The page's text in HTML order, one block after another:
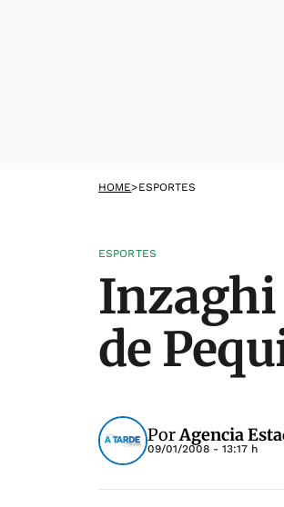
HOME>ESPORTES
ESPORTES
de
PorAgencia
09/01/2008 - 13:17 h